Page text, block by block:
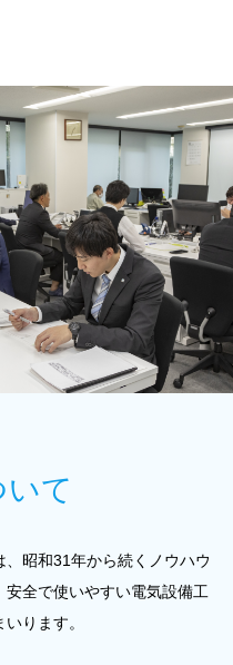
いて
昭和31年から続くノウハウ
全で使いやすい電気設備工
ります。